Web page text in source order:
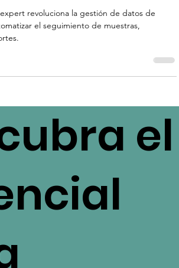
4 min de lectura
de la Gestión de
para Clínicas
revoluciona la gestión de datos de
el seguimiento de muestras,